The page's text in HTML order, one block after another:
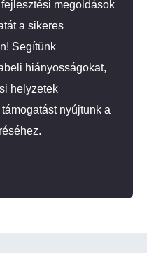
megoldások
a sikeres
Segítünk
hiányosságokat,
helyzetek
nyújtunk a